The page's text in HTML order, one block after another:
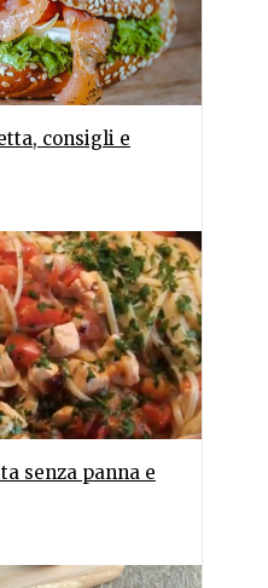
consigli e
senza panna e